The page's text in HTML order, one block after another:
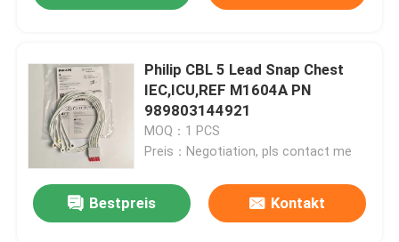
Philip CBL 5 Lead Snap Chest
IEC,ICU,REF M1604A PN
989803144921
MOQ：1 PCS
Preis：Negotiation, pls contact me
Bestpreis Kontakt